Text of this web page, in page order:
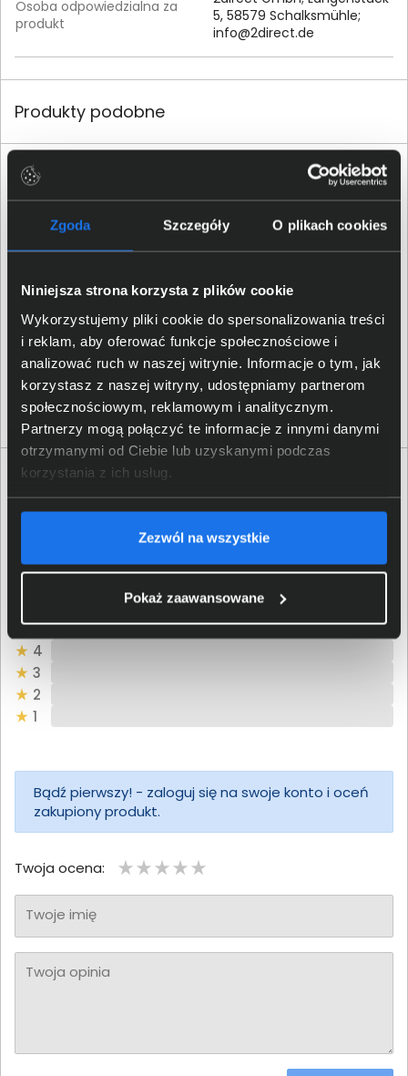
Zgoda Szczegóły O plikach cookies
Niniejsza strona korzysta z plików cookie
Wykorzystujemy pliki cookie do spersonalizowania treści
i reklam, aby oferować funkcje społecznościowe i
analizować ruch w naszej witrynie. Informacje o tym, jak
korzystasz z naszej witryny, udostępniamy partnerom
społecznościowym, reklamowym i analitycznym.
Partnerzy mogą połączyć te informacje z innymi danymi
otrzymanymi od Ciebie lub uzyskanymi podczas
korzystania z ich usług.
Zezwól na wszystkie
Pokaż zaawansowane
Osoba odpowiedzialna za
produkt
5, 58579 Schalksmühle;
info@2direct.de
Produkty podobne
Patchcord LogiLink CAT 6 UTP 1,5m
czarny CP2043U
22,00 zł
netto: 17,89 zł
Włóż do torby
Opinie o produkcie
0/5 0 - ilość opinii o produkcie
5
4
3
2
1
Bądź pierwszy! - zaloguj się na swoje konto i oceń
zakupiony produkt.
Twoja ocena:
Twoje imię
Twoja opinia